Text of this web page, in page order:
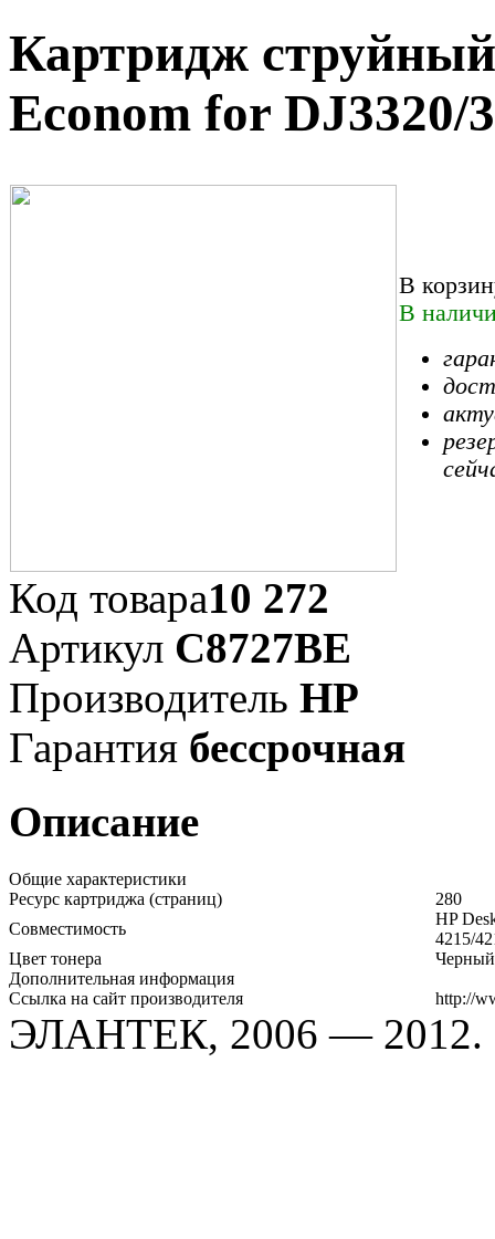
Картридж
Econom for DJ3320/
В
В
Код товара10 272
Артикул C8727BE
Производитель HP
Гарантия бессрочная
Описание
Общие характеристики
Ресурс картриджа (страниц)
280
Совместимость
HP
4215/
Цвет тонера
Черный
Дополнительная информация
Ссылка на сайт производителя
http://
ЭЛАНТЕК, 2006 — 2012.